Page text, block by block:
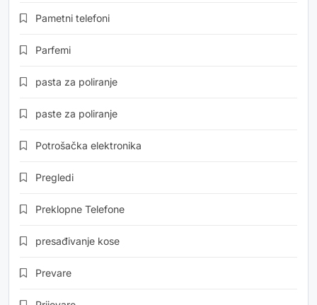
Pametni telefoni
Parfemi
pasta za poliranje
paste za poliranje
Potrošačka elektronika
Pregledi
Preklopne Telefone
presađivanje kose
Prevare